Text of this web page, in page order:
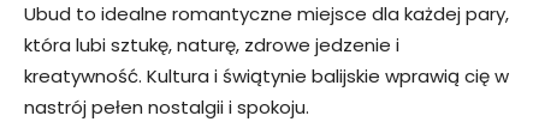
Ubud to idealne romantyczne miejsce dla każdej pary,
która lubi sztukę, naturę, zdrowe jedzenie i
kreatywność. Kultura i świątynie balijskie wprawią cię w
nastrój pełen nostalgii i spokoju.